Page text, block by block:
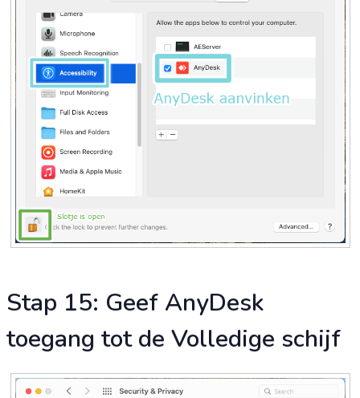
Stap 15: Geef AnyDesk
toegang tot de Volledige schijf